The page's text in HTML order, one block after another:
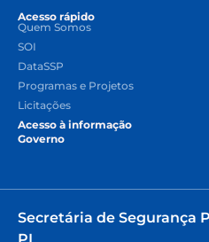
Acesso rápido
Quem Somos
SOI
DataSSP
Programas e Projetos
Licitações
Acesso à informação
Governo
Secretária de Segurança